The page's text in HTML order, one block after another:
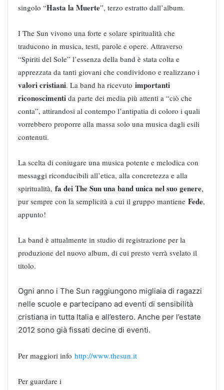
singolo “Hasta la Muerte”, terzo estratto dall’album.
I The Sun vivono una forte e solare spiritualità che
traducono in musica, testi, parole e opere. Attraverso
“Spiriti del Sole” l’essenza della band è stata colta e
apprezzata da tanti giovani che condividono e realizzano i
valori cristiani. La band ha ricevuto importanti
riconoscimenti da parte dei media più attenti a “ciò che
conta”, attirandosi al contempo l’antipatia di coloro i quali
vorrebbero proporre alla massa solo una musica dagli esili
contenuti.
La scelta di coniugare una musica potente e melodica con
messaggi riconducibili all’etica, alla concretezza e alla
spiritualità, fa dei The Sun una band unica nel suo genere,
pur sempre con la semplicità a cui il gruppo mantiene Fede,
appunto!
La band è attualmente in studio di registrazione per la
produzione del nuovo album, di cui presto verrà svelato il
titolo.
Ogni anno i The Sun raggiungono migliaia di ragazzi
nelle scuole e partecipano ad eventi di sensibilità
cristiana in tutta Italia e all’estero. Anche per l’estate
2012 sono già fissati decine di eventi.
Per maggiori info http://www.thesun.it
Per guardare i